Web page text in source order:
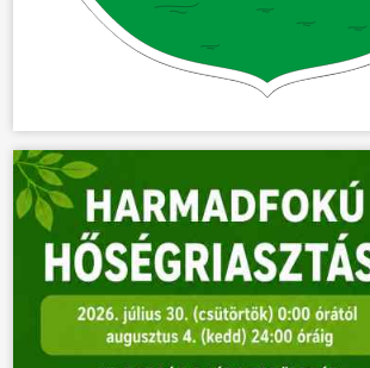
ÜGYINTÉZÉS
KÖZÖSSÉG
HÍREK
VÁLASZTÁSOK